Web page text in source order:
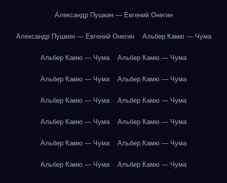
Александр Пушкин — Евгений Онегин
Александр Пушкин — Евгений Онегин Альбер Камю — Чума
Альбер Камю — Чума Альбер Камю — Чума
Альбер Камю — Чума Альбер Камю — Чума
Альбер Камю — Чума Альбер Камю — Чума
Альбер Камю — Чума Альбер Камю — Чума
Альбер Камю — Чума Альбер Камю — Чума
Альбер Камю — Чума Альбер Камю — Чума